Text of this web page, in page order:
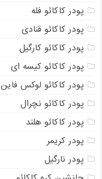
پودر کاکائو فله
پودر کاکائو قنادی
پودر کاکائو کارگیل
پودر کاکائو کیسه ای
پودر کاکائو لوکس فاین
پودر کاکائو نچرال
پودر کاکائو هلند
پودر کریمر
پودر نارگیل